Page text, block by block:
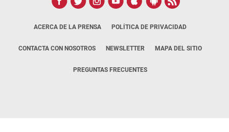
ACERCA DE LA PRENSA POLÍTICA DE PRIVACIDAD
CONTACTA CON NOSOTROS NEWSLETTER MAPA DEL SITIO
PREGUNTAS FRECUENTES